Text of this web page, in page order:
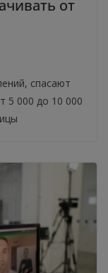
от
спасают
5 000 до 10 000